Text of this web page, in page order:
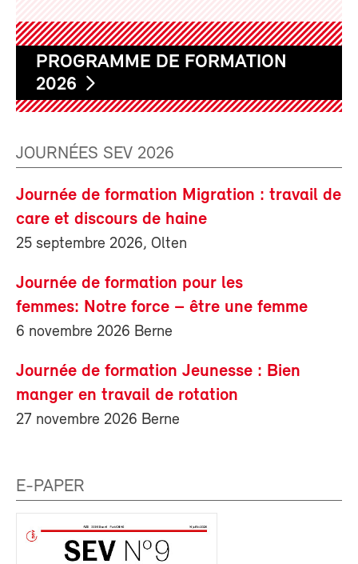
PROGRAMME DE FORMATION
2026
JOURNÉES SEV 2026
Journée de formation Migration : travail de
care et discours de haine
25 septembre 2026, Olten
Journée de formation pour les
femmes: Notre force – être une femme
6 novembre 2026 Berne
Journée de formation Jeunesse : Bien
manger en travail de rotation
27 novembre 2026 Berne
E-PAPER